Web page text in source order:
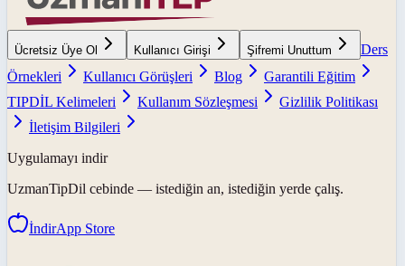
Ücretsiz Üye Ol Kullanıcı Girişi Şifremi Unuttum
Ders
Örnekleri
Kullanıcı Görüşleri Blog
Garantili Eğitim
TIPDİL Kelimeleri
Kullanım Sözleşmesi
Gizlilik Politikası
İletişim Bilgileri
Uygulamayı indir
UzmanTipDil cebinde — istediğin an, istediğin yerde çalış.
İndirApp Store